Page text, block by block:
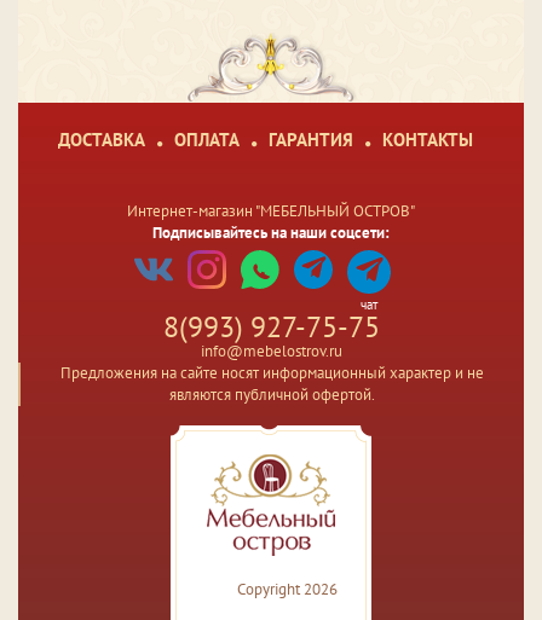
ДОСТАВКА ОПЛАТА ГАРАНТИЯ КОНТАКТЫ
Интернет-магазин "МЕБЕЛЬНЫЙ ОСТРОВ"
Подписывайтесь на наши соцсети:
чат
8(993) 927-75-75
info@mebelostrov.ru
Предложения на сайте носят информационный характер и не
являются публичной офертой.
Copyright 2026